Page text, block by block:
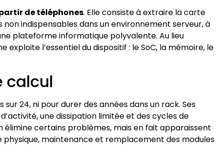
de téléphones. Elle consiste à extraire la carte
indispensables dans un environnement serveur, à
plateforme informatique polyvalente. Au lieu
l’essentiel du dispositif : le SoC, la mémoire, le
calcul
24, ni pour durer des années dans un rack. Ses
une dissipation limitée et des cycles de
certains problèmes, mais en fait apparaissent
maintenance et remplacement des modules